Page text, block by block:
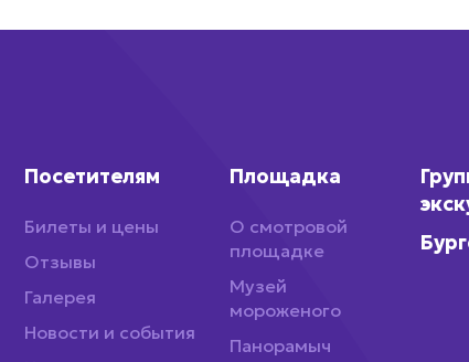
Посетителям
Билеты и цены
Отзывы
Галерея
Новости и события
Площадка
О смотровой
площадке
Музей
мороженого
Панорамыч